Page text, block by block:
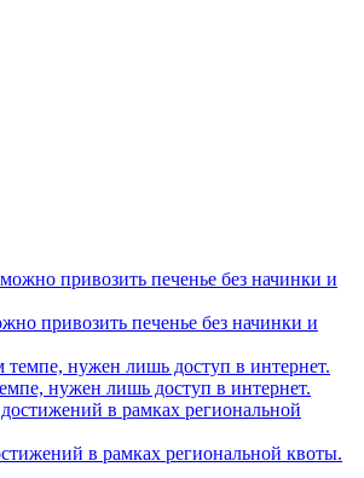
привозить печенье без начинки и
нужен лишь доступ в интернет.
в рамках региональной квоты.